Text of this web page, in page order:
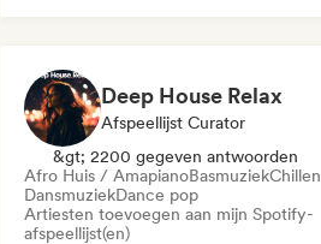
Deep House Relax
Afspeellijst Curator
&gt; 2200 gegeven antwoorden
Afro Huis / AmapianoBasmuziekChillen
DansmuziekDance pop
Artiesten toevoegen aan mijn Spotify-
afspeellijst(en)